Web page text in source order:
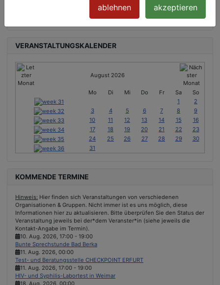
Monitoring queerfeindlicher Vorfälle
zurück zur LSBTIQ*-Koordinierungsstelle
VERANSTALTUNGSKALENDER
August 2026
Mo Di Mi Do Fr Sa
So
1
2
3
4 5 6 7 8
9
10
11 12 13 14 15
16
17
18 19 20 21 22
23
24
25 26 27 28 29
30
31
KOMMENDE TERMINE
Hinweis: Hier finden sich Veranstaltungen von verschiedenen
Organisationen & Gruppen. Nicht immer ist es uns möglich, diese
Informationen hier zu aktualisieren. Bitte überprüfen Sie den Status der
Veranstaltung jeweils bei der*dem Veranster*in (siehe jeweils die
Kontakt-Angabe im Termin).
10. Aug. 2026, 17:00 - 19:00
Bunte Sprechstunde Bad Berka
11. Aug. 2026, 00:00
Test- und Beratungsstelle CHECKPOINT ERFURT
11. Aug. 2026, 17:00 - 19:00
HIV- und Syphilis-Labortest in Weimar
ablehnen akzeptieren